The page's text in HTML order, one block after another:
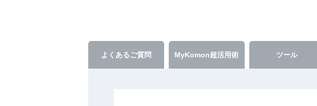
よくあるご質問 MyKomon超活用術 ツール